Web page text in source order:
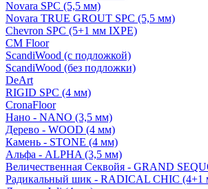
Novara SPC (5,5 мм)
Novara TRUE GROUT SPC (5,5 мм)
Chevron SPC (5+1 мм IXPE)
CM Floor
ScandiWood (с подложкой)
ScandiWood (без подложки)
DeArt
RIGID SPC (4 мм)
CronaFloor
Нано - NANO (3,5 мм)
Дерево - WOOD (4 мм)
Камень - STONE (4 мм)
Альфа - ALPHA (3,5 мм)
Величественная Секвойя - GRAND
Радикальный шик - RADICAL CHIC (4+1